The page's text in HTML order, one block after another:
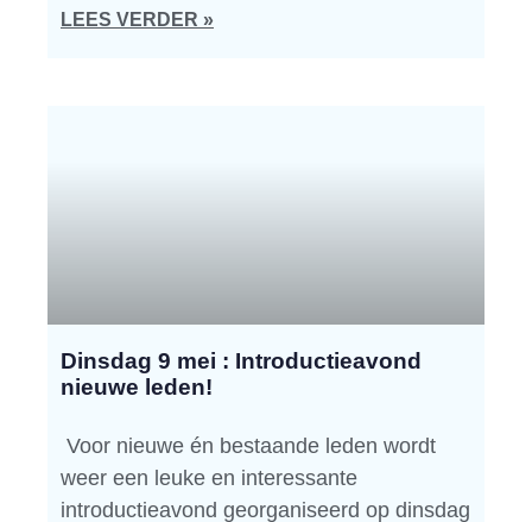
LEES VERDER »
Dinsdag 9 mei : Introductieavond
nieuwe leden!
Voor nieuwe én bestaande leden wordt
weer een leuke en interessante
introductieavond georganiseerd op dinsdag